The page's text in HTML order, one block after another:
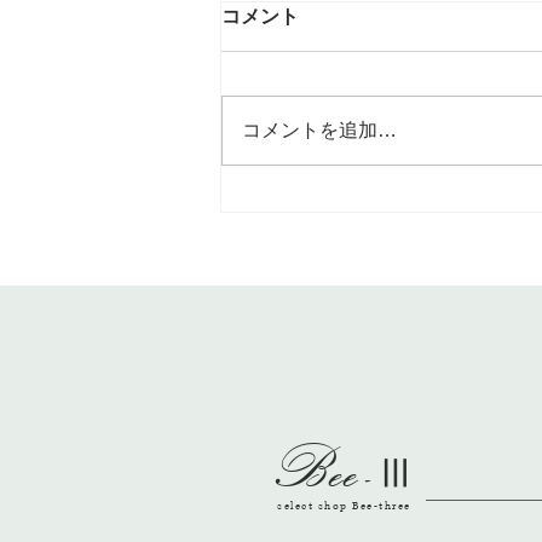
鉢を選んで多肉植物ワーク
こんなかわいい🩷鉢に多肉植物を
す。 12月12日／1日限り
コメント
コメントを追加…
Bee- Ⅲ
select shop Bee-three